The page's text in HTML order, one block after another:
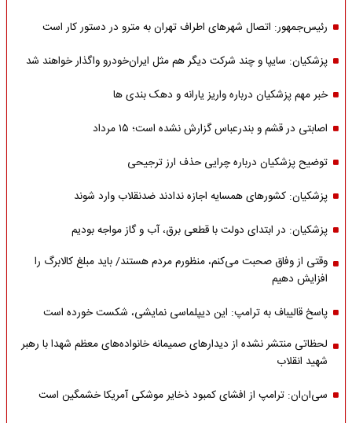
رئیس‌جمهور: اتصال شهرهای اطراف تهران به مترو در دستور کار است
پزشکیان: سایپا و چند شرکت دیگر هم مثل ایران‌خودرو واگذار خواهند شد
خبر مهم پزشکیان درباره واریز یارانه و دهک بندی ها
اصابتی در قشم و بندرعباس گزارش نشده است؛ ۱۵ مرداد
توضیح پزشکیان درباره چرایی حذف ارز ترجیحی
پزشکیان: کشورهای همسایه اجازه ندادند ضدنقلاب وارد شوند
پزشکیان: در ابتدای دولت با قطعی برق، آب و گاز مواجه بودیم
وقتی از وفاق صحبت می‌کنم، منظورم مردم هستند/ باید مبلغ کالابرگ را
افزایش دهیم
پاسخ قالیباف به ترامپ: این دیپلماسی نمایشی، شکست خورده است
لحظاتی منتشر نشده از دیدارهای صمیمانه خانواده‌های معظم شهدا با رهبر
شهید انقلاب
سی‌ان‌ان: ترامپ از افشای کمبود ذخایر موشکی آمریکا خشمگین است